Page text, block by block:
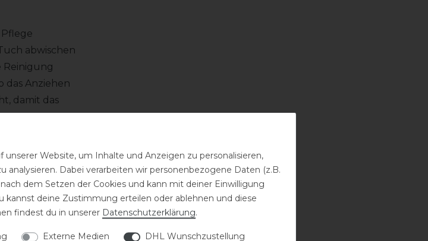
abwischen
Reinigung
das Anziehen
damit das
Website, um Inhalte und Anzeigen zu personalisieren,
Dabei verarbeiten wir personenbezogene Daten (z.B.
dem Setzen der Cookies und kann mit deiner Einwilligung
deine Zustimmung erteilen oder ablehnen und diese
findest du in unserer Daten­schutz­erklärung.
Externe Medien
DHL Wunschzustellung